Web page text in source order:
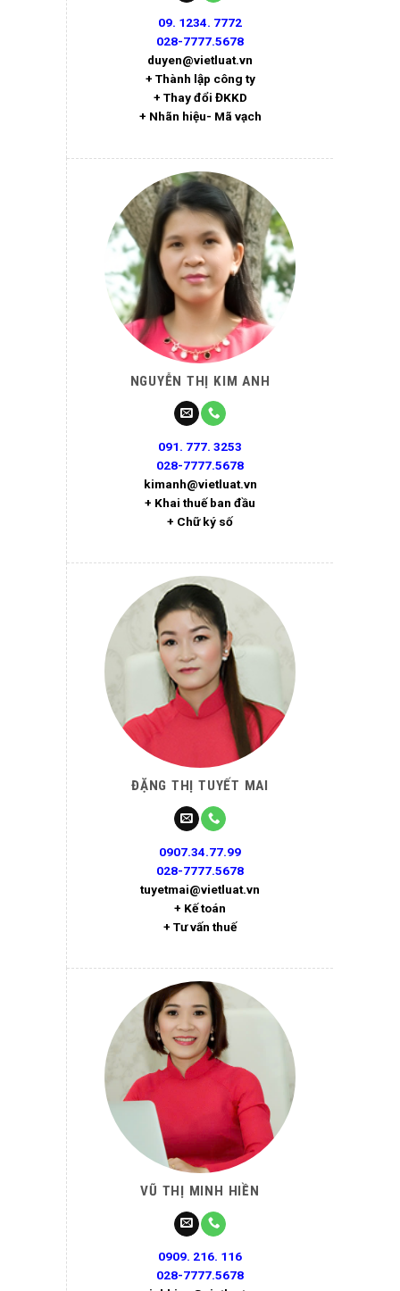
09. 1234. 7772
028-7777.5678
duyen@vietluat.vn
+ Thành lập công ty
+ Thay đổi ĐKKD
+ Nhãn hiệu- Mã vạch
NGUYỄN THỊ KIM ANH
091. 777. 3253
028-7777.5678
kimanh@vietluat.vn
+ Khai thuế ban đầu
+ Chữ ký số
ĐẶNG THỊ TUYẾT MAI
0907.34.77.99
028-7777.5678
tuyetmai@vietluat.vn
+ Kế toán
+ Tư vấn thuế
VŨ THỊ MINH HIỀN
0909. 216. 116
028-7777.5678